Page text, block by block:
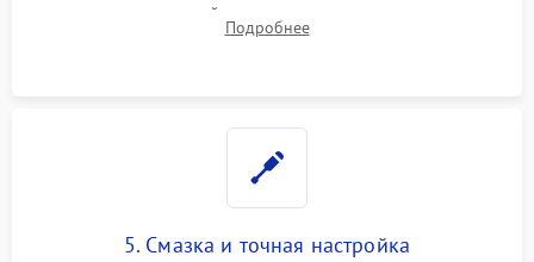
челночного устройства для устранения заусенцев.
Восстановление контактов в педали и пайка элементов на
Подробнее
5. Смазка и точная настройка